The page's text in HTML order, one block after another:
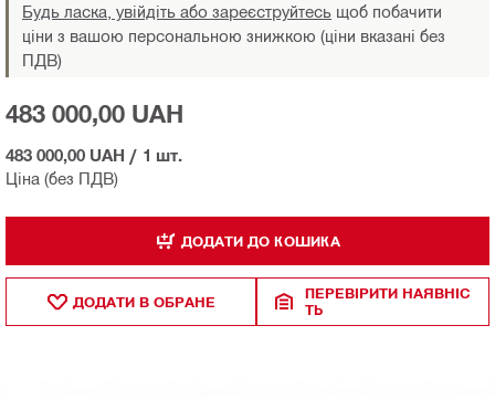
Будь ласка, увійдіть або зареєструйтесь щоб побачити
ціни з вашою персональною знижкою (ціни вказані без
ПДВ)
Ціна (без ПДВ)
483 000,00 UAH
483 000,00 UAH / 1 шт.
ДОДАТИ ДО КОШИКА
ДОДАТИ В ОБРАНЕ
ПЕРЕВІРИТИ НАЯВНІС
ТЬ